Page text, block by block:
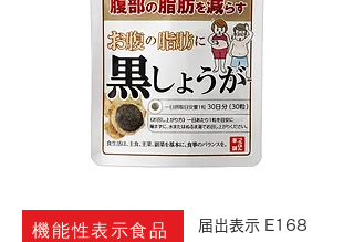
機能性表示食品 ​届出表示 E168